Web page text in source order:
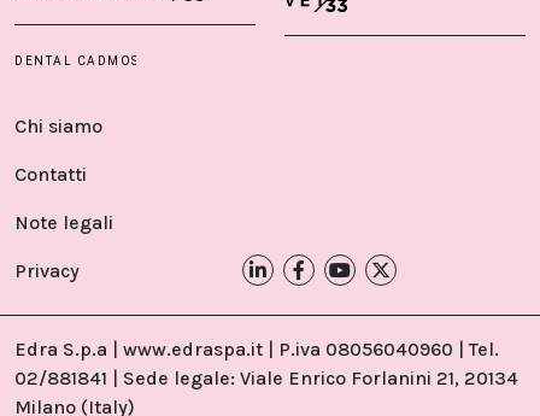
Chi siamo
Contatti
Note legali
Privacy
Edra S.p.a | www.edraspa.it | P.iva 08056040960 | Tel.
02/881841 | Sede legale: Viale Enrico Forlanini 21, 20134
Milano (Italy)